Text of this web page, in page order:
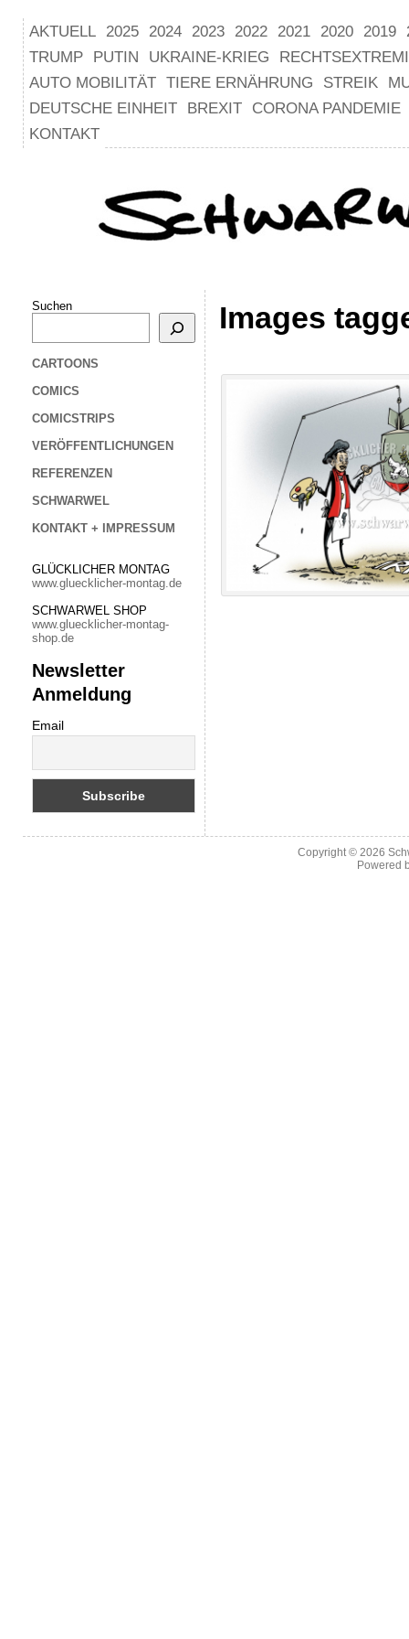
AKTUELL 2025 2024 2023 2022 2021 2020 2019
TRUMP
PUTIN UKRAINE-KRIEG
AUTO MOBILITÄT TIERE ERNÄHRUNG STREIK
DEUTSCHE EINHEIT
BREXIT
CORONA PANDEMIE
KONTAKT
Suchen
CARTOONS
COMICS
COMICSTRIPS
VERÖFFENTLICHUNGEN
REFERENZEN
SCHWARWEL
KONTAKT + IMPRESSUM
GLÜCKLICHER MONTAG
www.gluecklicher-montag.de
SCHWARWEL SHOP
www.gluecklicher-montag-
shop.de
Newsletter
Anmeldung
Email
Images
Copyright © 2026
Powered